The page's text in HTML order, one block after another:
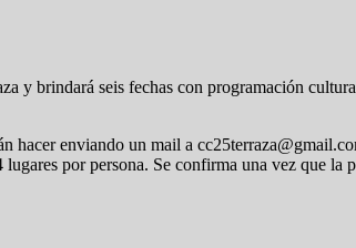
y brindará seis fechas con programación
hacer enviando un mail a
por persona. Se confirma una vez que la